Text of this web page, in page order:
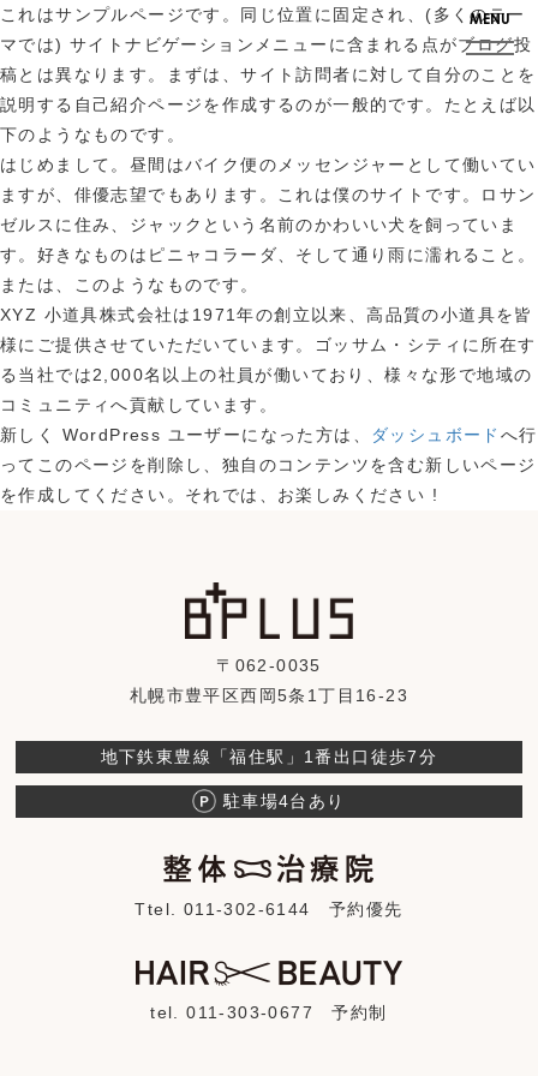
これはサンプルページです。同じ位置に固定され、(多くのテー
マでは) サイトナビゲーションメニューに含まれる点がブログ投
稿とは異なります。まずは、サイト訪問者に対して自分のことを
説明する自己紹介ページを作成するのが一般的です。たとえば以
下のようなものです。
はじめまして。昼間はバイク便のメッセンジャーとして働いてい
ますが、俳優志望でもあります。これは僕のサイトです。ロサン
ゼルスに住み、ジャックという名前のかわいい犬を飼っていま
す。好きなものはピニャコラーダ、そして通り雨に濡れること。
または、このようなものです。
XYZ 小道具株式会社は1971年の創立以来、高品質の小道具を皆
様にご提供させていただいています。ゴッサム・シティに所在す
る当社では2,000名以上の社員が働いており、様々な形で地域の
コミュニティへ貢献しています。
新しく WordPress ユーザーになった方は、
ダッシュボード へ行
ってこのページを削除し、独自のコンテンツを含む新しいページ
を作成してください。それでは、お楽しみください !
〒062-0035
札幌市豊平区西岡5条1丁目16-23
地下鉄東豊線「福住駅」1番出口徒歩7分
駐車場4台あり
Ttel. 011-302-6144 予約優先
tel. 011-303-0677 予約制